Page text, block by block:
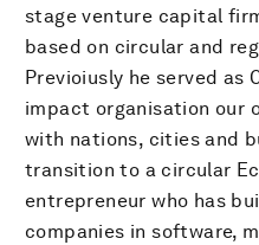
stage venture capital
based on circular and
Previoiusly he served as
impact organisation our
with nations, cities and
transition to a circular
entrepreneur who has
companies in software,